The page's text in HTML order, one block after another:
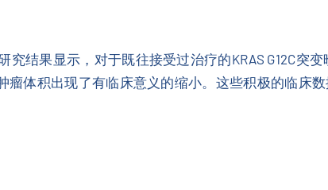
结果显示，对于既往接受过治疗的KRAS G12C突
瘤体积出现了有临床意义的缩小。这些积极的临床